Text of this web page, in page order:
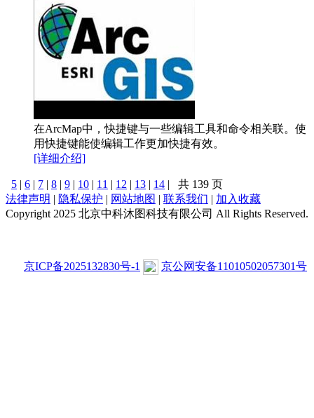
在ArcMap中，快捷键与一些编辑工具和命令相关联。使
用快捷键能使编辑工作更加快捷有效。
[详细介绍]
5 | 6 | 7 | 8 | 9 | 10 | 11 | 12 | 13 | 14 |
共 139 页
法律声明 | 隐私保护 | 网站地图 | 联系我们 | 加入收藏
Copyright 2025 北京中科沐图科技有限公司 All Rights Reserved.
京ICP备2025132830号-1 京公网安备11010502057301号